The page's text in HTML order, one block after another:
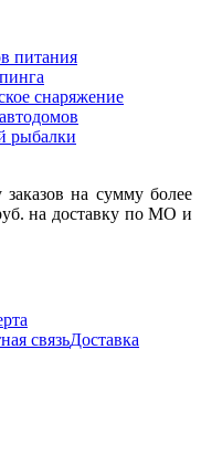
питания
снаряжение
рыбалки
заказов на сумму более
на доставку по МО и
связьДоставка